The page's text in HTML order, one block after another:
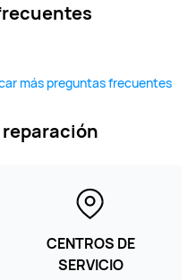
más preguntas frecuentes
CENTROS DE
SERVICIO